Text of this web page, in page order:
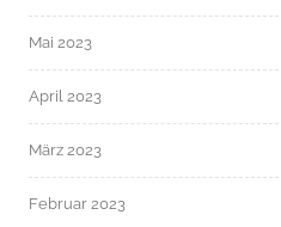
Mai 2023
April 2023
März 2023
Februar 2023